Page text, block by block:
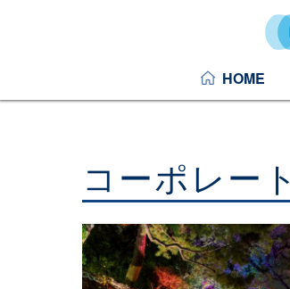
HOME
コーポレート